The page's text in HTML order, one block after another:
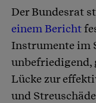
Der Bundesrat
einem Bericht
Instrumente im
unbefriedigend,
Lücke zur
und